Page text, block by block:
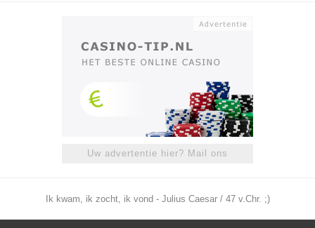
Uw advertentie hier? Mail ons
Ik kwam, ik zocht, ik vond - Julius Caesar / 47 v.Chr. ;)